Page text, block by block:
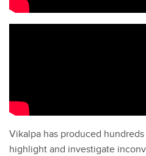
Vikalpa has produced
highlight and investigate